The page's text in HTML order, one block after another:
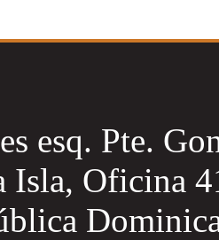
esq. Pte.
Oficina